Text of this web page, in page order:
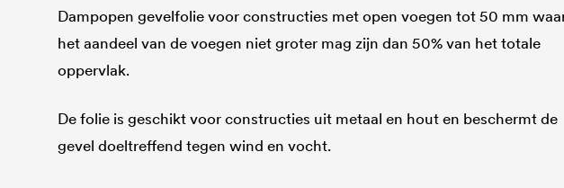
Dampopen gevelfolie voor constructies met open voegen tot 50 mm
het aandeel van de voegen niet groter mag zijn dan 50% van het totale
oppervlak.
De folie is geschikt voor constructies uit metaal en hout en beschermt de
gevel doeltreffend tegen wind en vocht.